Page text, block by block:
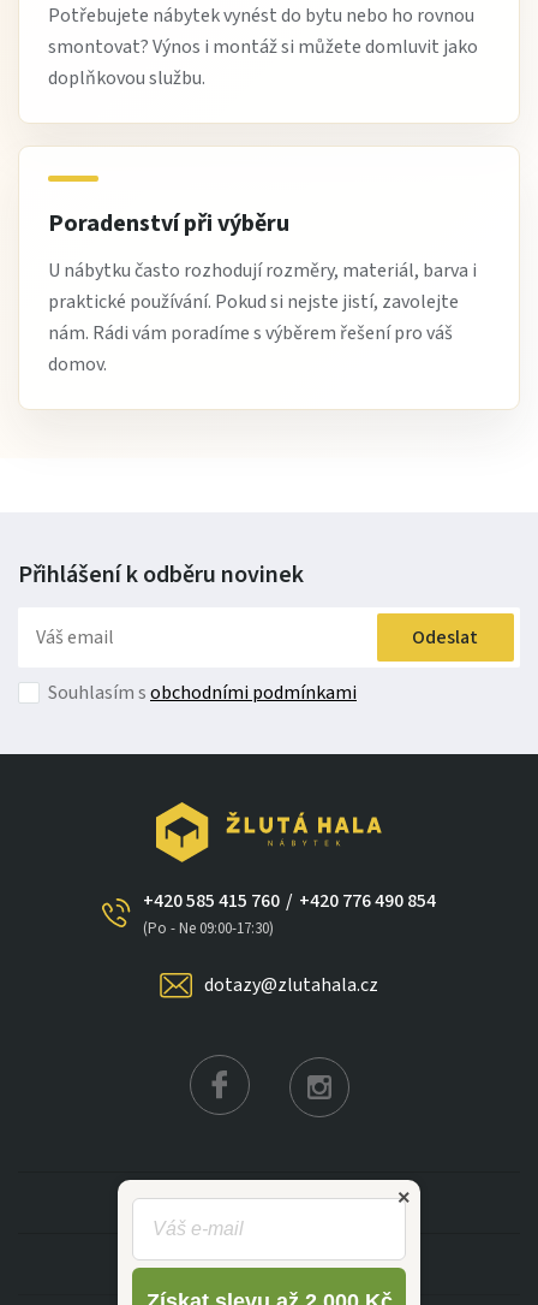
Potřebujete nábytek vynést do bytu nebo ho rovnou
smontovat? Výnos i montáž si můžete domluvit jako
doplňkovou službu.
Poradenství při výběru
U nábytku často rozhodují rozměry, materiál, barva i
praktické používání. Pokud si nejste jistí, zavolejte
nám. Rádi vám poradíme s výběrem řešení pro váš
domov.
Přihlášení k odběru novinek
Odeslat
Souhlasím sobchodními podmínkami
+420 585 415 760
(Po - Ne 09:00-17:30)
/ +420 776 490 854
dotazy@zlutahala.cz
KATEGORIE
INFORMACE